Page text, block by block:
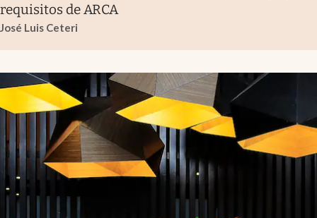
requisitos de ARCA
José Luis Ceteri